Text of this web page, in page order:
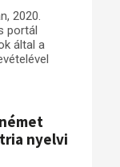
2020.
portál
által a
nyelvi